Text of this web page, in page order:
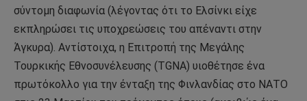
σύντομη διαφωνία (λέγοντας ότι το Ελσίνκι είχε
εκπληρώσει τις υποχρεώσεις του απέναντι στην
Άγκυρα). Αντίστοιχα, η Επιτροπή της Μεγάλης
Τουρκικής Εθνοσυνέλευσης (TGNA) υιοθέτησε ένα
πρωτόκολλο για την ένταξη της Φινλανδίας στο ΝΑΤΟ